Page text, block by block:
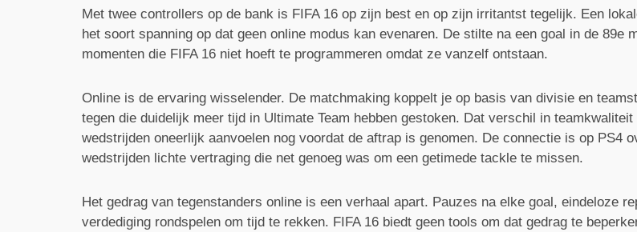
Met twee controllers op de bank is FIFA 16 op zijn best en op zijn irritantst tegelijk. Een
het soort spanning op dat geen online modus kan evenaren. De stilte na een goal in de 89e
momenten die FIFA 16 niet hoeft te programmeren omdat ze vanzelf ontstaan.
Online is de ervaring wisselender. De matchmaking koppelt je op basis van divisie en
tegen die duidelijk meer tijd in Ultimate Team hebben gestoken. Dat verschil in
wedstrijden oneerlijk aanvoelen nog voordat de aftrap is genomen. De connectie is op PS4
wedstrijden lichte vertraging die net genoeg was om een getimede tackle te missen.
Het gedrag van tegenstanders online is een verhaal apart. Pauzes na elke goal, eindeloze
verdediging rondspelen om tijd te rekken. FIFA 16 biedt geen tools om dat gedrag te